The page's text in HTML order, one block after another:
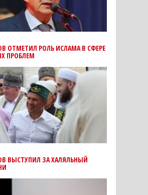
ОТМЕТИЛ РОЛЬ ИСЛАМА В СФЕРЕ
ПРОБЛЕМ
ВЫСТУПИЛ ЗА ХАЛЯЛЬНЫЙ